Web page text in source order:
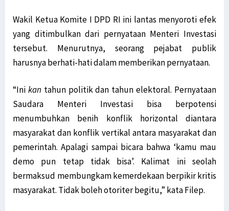
Wakil Ketua Komite I DPD RI ini lantas menyoroti efek
yang ditimbulkan dari pernyataan Menteri Investasi
tersebut. Menurutnya, seorang pejabat publik
harusnya berhati-hati dalam memberikan pernyataan.
“Ini kan tahun politik dan tahun elektoral. Pernyataan
Saudara Menteri Investasi bisa berpotensi
menumbuhkan benih konflik horizontal diantara
masyarakat dan konflik vertikal antara masyarakat dan
pemerintah. Apalagi sampai bicara bahwa ‘kamu mau
demo pun tetap tidak bisa’. Kalimat ini seolah
bermaksud membungkam kemerdekaan berpikir kritis
masyarakat. Tidak boleh otoriter begitu,” kata Filep.